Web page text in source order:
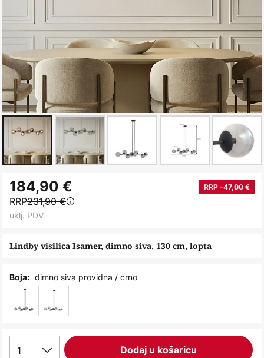
to
the
beginning
the
gallery
Lindby visilica Isamer, dimno siva, 130 cm, lopta
184,90 € RRP -47,00 €
RRP231,90 €
uklj. PDV
Boja: dimno siva providna / crno
1 Dodaj u košaricu